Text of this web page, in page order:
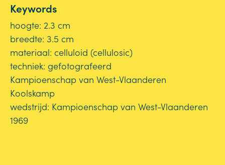
Keywords
hoogte: 2.3 cm
breedte: 3.5 cm
materiaal: celluloid (cellulosic)
techniek: gefotografeerd
Kampioenschap van West-Vlaanderen
Koolskamp
wedstrijd: Kampioenschap van West-Vlaanderen
1969